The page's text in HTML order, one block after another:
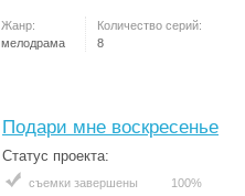
Жанр:
мелодрама
Количество серий:
8
Подари мне воскресенье
Статус проекта:
съемки завершены 100%